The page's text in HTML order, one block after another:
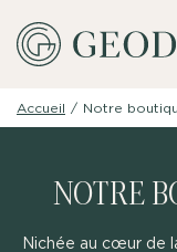
Accueil / Notre
NOTRE
Nichée au cœur de